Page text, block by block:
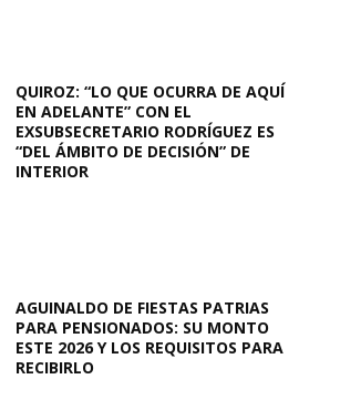
QUIROZ: “LO QUE OCURRA DE AQUÍ
EN ADELANTE” CON EL
EXSUBSECRETARIO RODRÍGUEZ ES
“DEL ÁMBITO DE DECISIÓN” DE
INTERIOR
AGUINALDO DE FIESTAS PATRIAS
PARA PENSIONADOS: SU MONTO
ESTE 2026 Y LOS REQUISITOS PARA
RECIBIRLO